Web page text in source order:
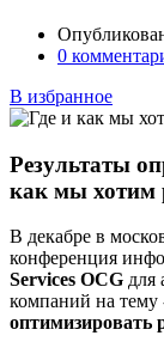
0
В избранное
Результаты
как мы хотим
В декабре в
конференция
Services OCG для
компаний на тему
оптимизировать